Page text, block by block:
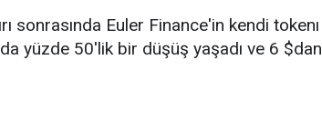
sonrasında Euler Finance'in kendi tokenı
yüzde 50'lik bir düşüş yaşadı ve 6 $dan